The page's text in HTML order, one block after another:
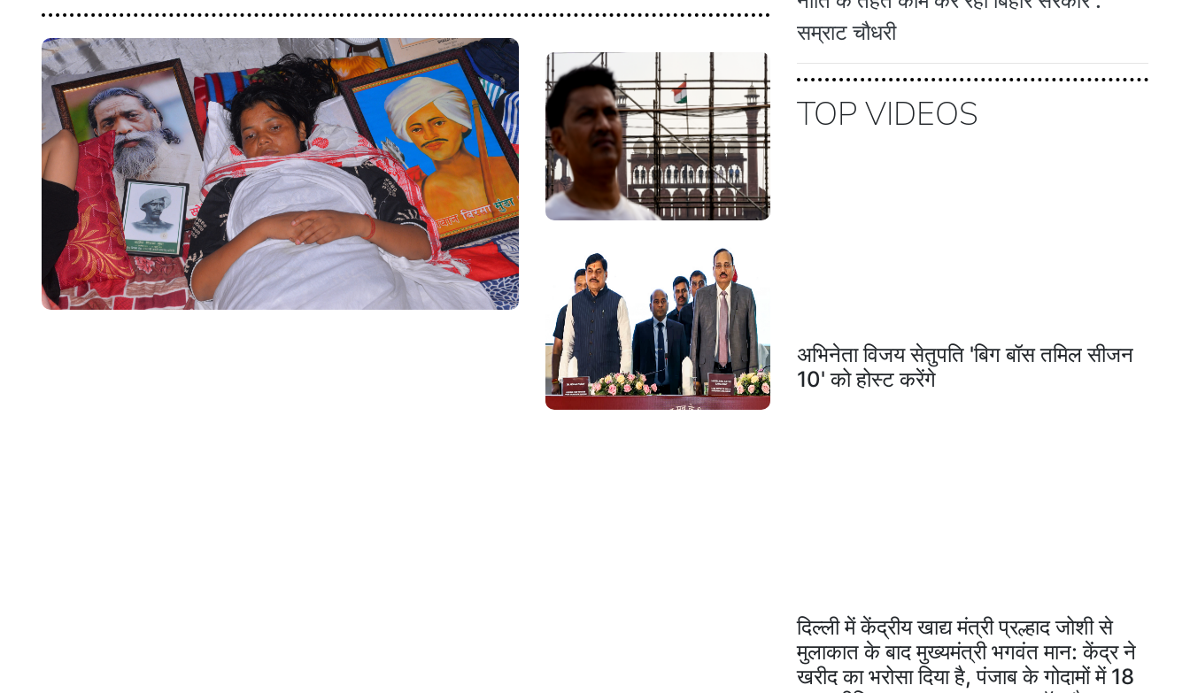
सम्राट चौधरी
TOP VIDEOS
अभिनेता विजय सेतुपति 'बिग बॉस तमिल सीजन
10' को होस्ट करेंगे
दिल्ली में केंद्रीय खाद्य मंत्री प्रल्हाद जोशी से
मुलाकात के बाद मुख्यमंत्री भगवंत मान: केंद्र ने
खरीद का भरोसा दिया है, पंजाब के गोदामों में 18